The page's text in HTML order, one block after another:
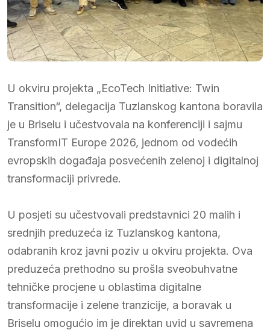
U okviru projekta „EcoTech Initiative: Twin
Transition“, delegacija Tuzlanskog kantona boravila
je u Briselu i učestvovala na konferenciji i sajmu
TransformIT Europe 2026, jednom od vodećih
evropskih događaja posvećenih zelenoj i digitalnoj
transformaciji privrede.
U posjeti su učestvovali predstavnici 20 malih i
srednjih preduzeća iz Tuzlanskog kantona,
odabranih kroz javni poziv u okviru projekta. Ova
preduzeća prethodno su prošla sveobuhvatne
tehničke procjene u oblastima digitalne
transformacije i zelene tranzicije, a boravak u
Briselu omogućio im je direktan uvid u savremena